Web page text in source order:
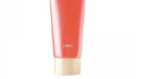
イジングケアを応援します。*1 メ
ラニンの生成を抑え、シミ・ソバカ
スを防ぐ（ウォッシュを除く）*2
オルビス内スキンケアシリーズの保
湿力*3 年齢に応じたお手入れのこ
ベールで、乾燥を寄せつけないもち
肌ボディを長時間キープします。
【ご使用方法】お風呂上がりなどの
清潔な肌に適量をやさしくなじませ